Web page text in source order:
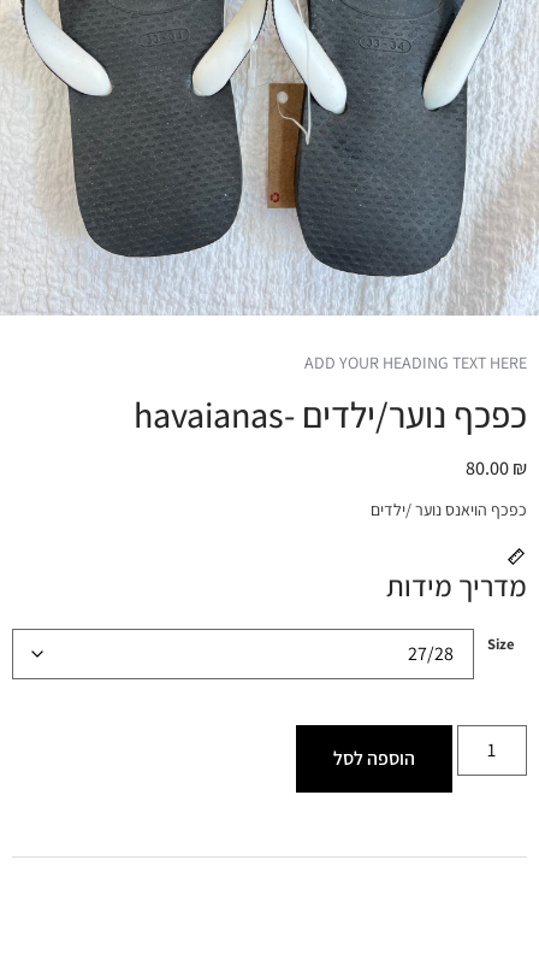
ADD YOUR HEADING TEXT HERE
כפכף נוער/ילדים -havaianas
80.00₪
כפכף הויאנס נוער /ילדים
מדריך מידות
Size
הוספה לסל